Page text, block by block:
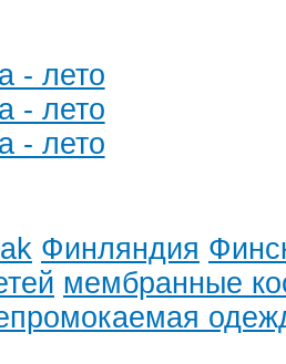
- лето
- лето
- лето
Финляндия
мембранные